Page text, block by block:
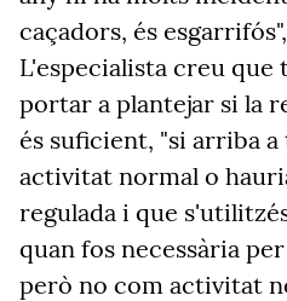
caçadors, és
L'especialista creu que
portar a plantejar si la
és suficient, "si arriba
activitat normal o
regulada i que
quan fos necessària
però no com activitat